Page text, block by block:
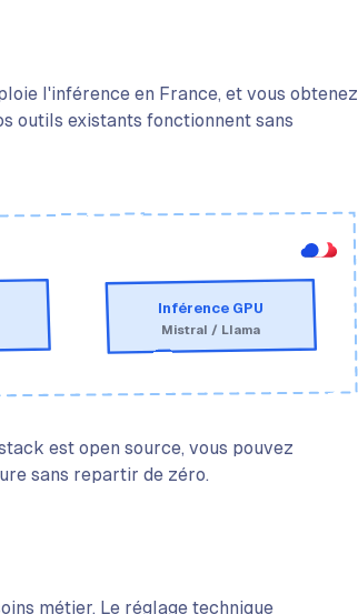
l'inférence en France, et vous obtenez
outils existants fonctionnent sans
Inférence GPU
Mistral / Llama
est open source, vous pouvez
sans repartir de zéro.
métier. Le réglage technique